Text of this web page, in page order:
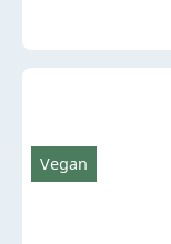
Vegan